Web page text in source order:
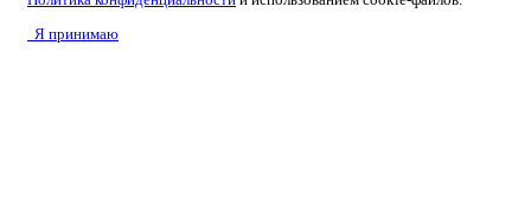
Я принимаю